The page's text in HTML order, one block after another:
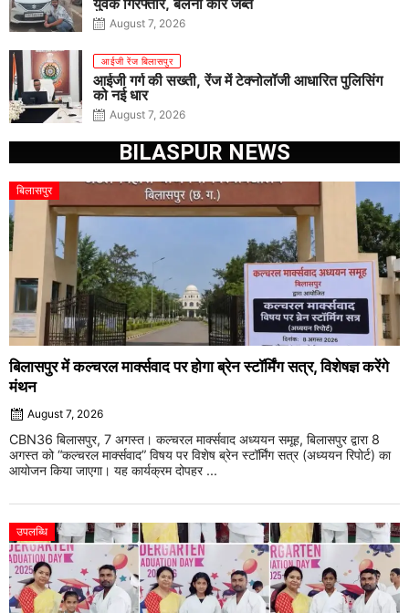
युवक गिरफ्तार, बलेनो कार जब्त
August 7, 2026
आईजी रेंज बिलासपुर
आईजी गर्ग की सख्ती, रेंज में टेक्नोलॉजी आधारित पुलिसिंग
को नई धार
August 7, 2026
BILASPUR NEWS
बिलासपुर
बिलासपुर में कल्चरल मार्क्सवाद पर होगा ब्रेन स्टॉर्मिंग सत्र, विशेषज्ञ करेंगे
मंथन
August 7, 2026
CBN36 बिलासपुर, 7 अगस्त। कल्चरल मार्क्सवाद अध्ययन समूह, बिलासपुर द्वारा 8
अगस्त को “कल्चरल मार्क्सवाद” विषय पर विशेष ब्रेन स्टॉर्मिंग सत्र (अध्ययन रिपोर्ट) का
आयोजन किया जाएगा। यह कार्यक्रम दोपहर ...
उपलब्धि